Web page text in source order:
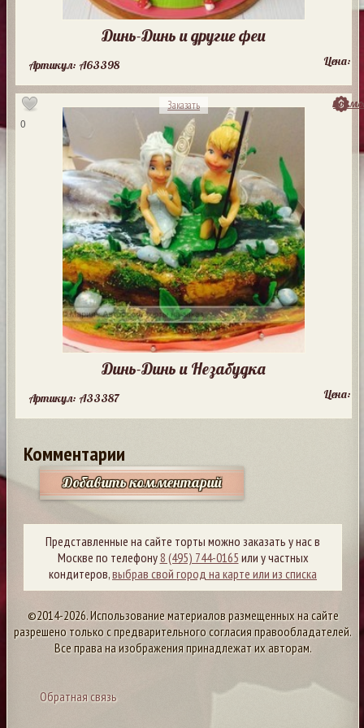
Динь-Динь и другие феи
Артикул: A63398 Цена:
0
Заказать
Динь-Динь и Незабудка
Артикул: A33387 Цена:
Комментарии
Добавить комментарий
Представленные на сайте торты можно заказать у нас в
Москве по телефону8 (495) 744-0165 или у частных
кондитеров,выбрав свой город на карте или из списка
©2014-2026. Использование материалов размещенных на сайте
разрешено только с предварительного согласия правообладателей.
Все права на изображения принадлежат их авторам.
Обратная связь